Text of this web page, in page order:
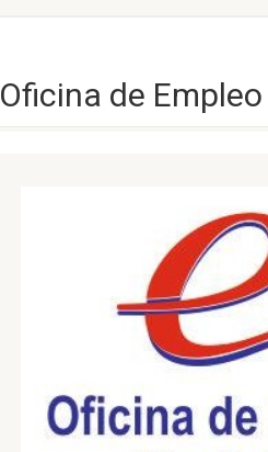
Oficina de Empleo